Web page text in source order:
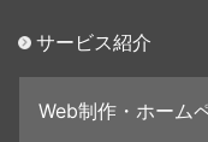
サービス紹介
Web制作・ホーム